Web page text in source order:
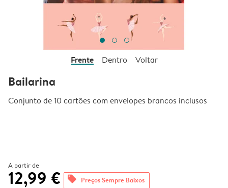
Frente Dentro Voltar
Bailarina
Conjunto de 10 cartões com envelopes brancos inclusos
A partir de
12,99 € offers Preços Sempre Baixos